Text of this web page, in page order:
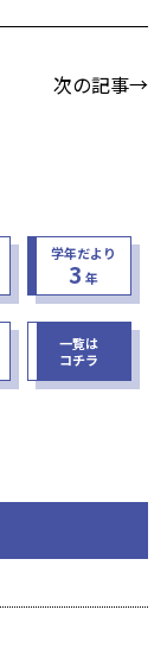
次の記事→
学年だより
3 年
一覧は
コチラ